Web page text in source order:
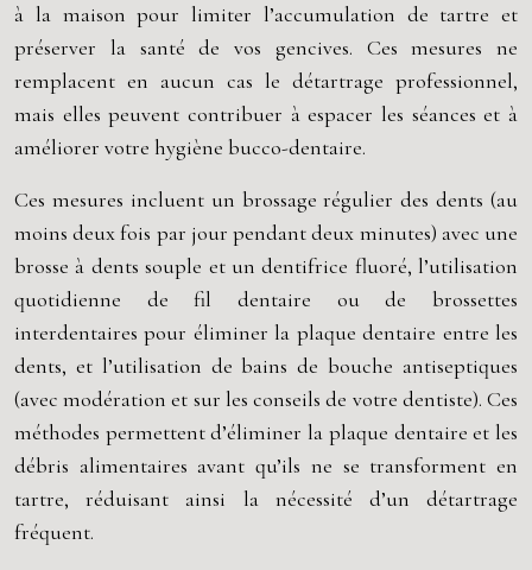
à la maison pour limiter l’accumulation de tartre et
préserver la santé de vos gencives. Ces mesures ne
remplacent en aucun cas le détartrage professionnel,
mais elles peuvent contribuer à espacer les séances et à
améliorer votre hygiène bucco-dentaire.
Ces mesures incluent un brossage régulier des dents (au
moins deux fois par jour pendant deux minutes) avec une
brosse à dents souple et un dentifrice fluoré, l’utilisation
quotidienne de fil dentaire ou de brossettes
interdentaires pour éliminer la plaque dentaire entre les
dents, et l’utilisation de bains de bouche antiseptiques
(avec modération et sur les conseils de votre dentiste). Ces
méthodes permettent d’éliminer la plaque dentaire et les
débris alimentaires avant qu’ils ne se transforment en
tartre, réduisant ainsi la nécessité d’un détartrage
fréquent.